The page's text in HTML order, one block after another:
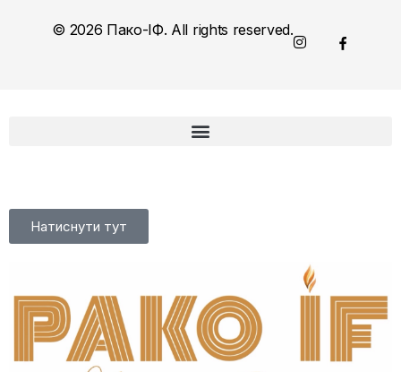
© 2026 Пако-ІФ. All rights reserved.
Натиснути тут